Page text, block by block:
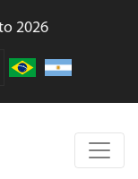
2026